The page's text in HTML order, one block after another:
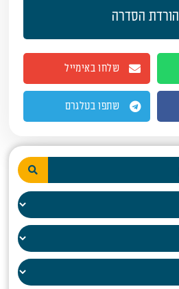
הורדת הסדרה
שלחו באימייל
שתפו בטלגרם